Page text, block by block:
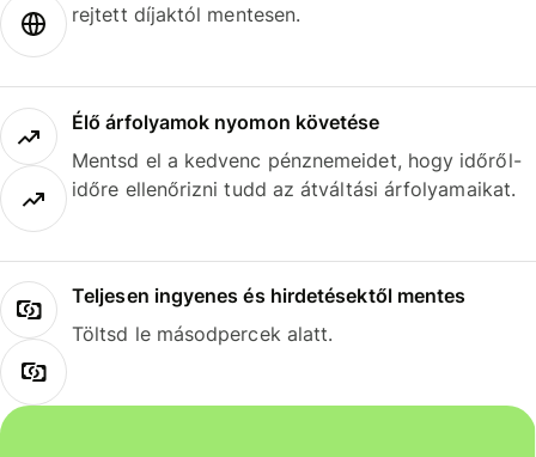
rejtett díjaktól mentesen.
Élő árfolyamok nyomon követése
Mentsd el a kedvenc pénznemeidet, hogy időről-
időre ellenőrizni tudd az átváltási árfolyamaikat.
Teljesen ingyenes és hirdetésektől mentes
Töltsd le másodpercek alatt.